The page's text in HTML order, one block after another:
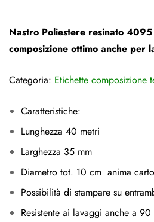
Nastro Poliestere resinato
composizione ottimo anche per
Categoria: Etichette composizione
Caratteristiche:
Lunghezza 40 metri
Larghezza 35 mm
Diametro tot. 10 cm anima
Possibilità di stampare su
Resistente ai lavaggi anche a